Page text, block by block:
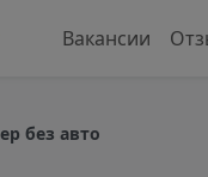
Вакансии
без авто